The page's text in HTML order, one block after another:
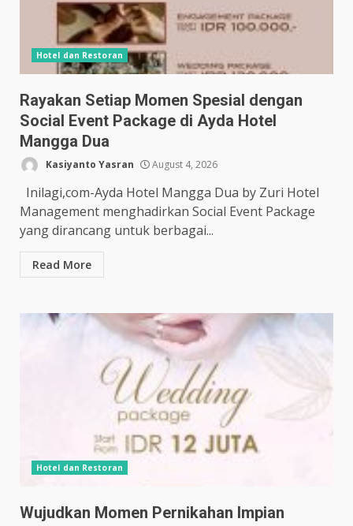
Hotel dan Restoran
Rayakan Setiap Momen Spesial dengan
Social Event Package di Ayda Hotel
Mangga Dua
Kasiyanto Yasran August 4, 2026
Inilagi,com-Ayda Hotel Mangga Dua by Zuri Hotel
Management menghadirkan Social Event Package
yang dirancang untuk berbagai...
Read More
Hotel dan Restoran
Wujudkan Momen Pernikahan Impian